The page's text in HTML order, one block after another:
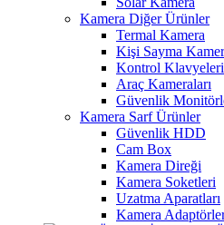
Kamera Diğer Ürünler
Termal Kamera
Kişi Sayma
Kontrol Klavyeleri
Araç Kameraları
Güvenlik
Kamera Sarf Ürünler
Güvenlik HDD
Cam Box
Kamera Direği
Kamera Soketleri
Uzatma Aparatları
Kamera